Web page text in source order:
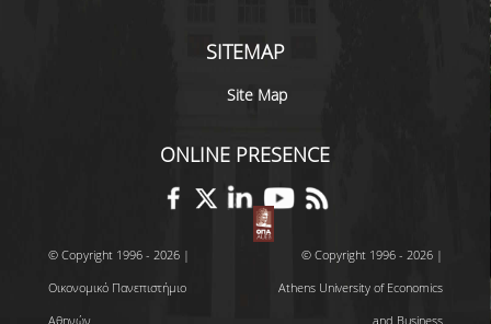
RESEARCH ACTIVITIES
RESEARCH LABORATORIES
PUBLICATIONS
SITEMAP
Site Map
ONLINE PRESENCE
© Copyright 1996 - 2026 |
Οικονομικό Πανεπιστήμιο
Αθηνών
© Copyright 1996 - 2026 |
Athens University of Economics
and Business